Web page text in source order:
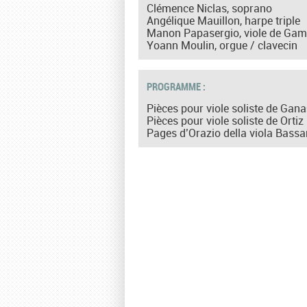
Clémence Niclas, soprano
Angélique Mauillon, harpe triple
Manon Papasergio, viole de
Yoann Moulin, orgue / clavecin
PROGRAMME :
Pièces pour viole soliste de
Pièces pour viole soliste de Ortiz
Pages d’Orazio della viola